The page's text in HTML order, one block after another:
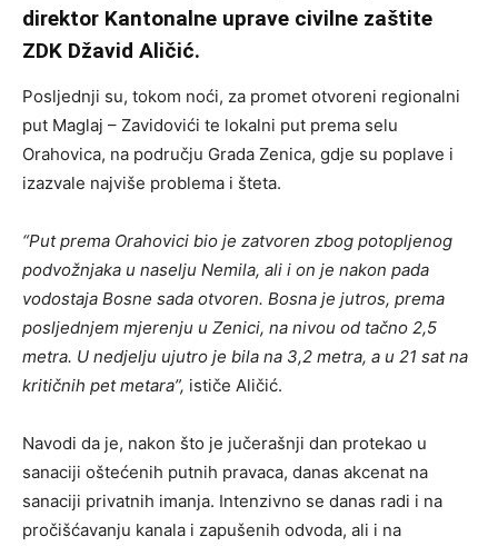
direktor Kantonalne uprave civilne zaštite
ZDK Džavid Aličić.
Posljednji su, tokom noći, za promet otvoreni regionalni
put Maglaj – Zavidovići te lokalni put prema selu
Orahovica, na području Grada Zenica, gdje su poplave i
izazvale najviše problema i šteta.
“Put prema Orahovici bio je zatvoren zbog potopljenog
podvožnjaka u naselju Nemila, ali i on je nakon pada
vodostaja Bosne sada otvoren. Bosna je jutros, prema
posljednjem mjerenju u Zenici, na nivou od tačno 2,5
metra. U nedjelju ujutro je bila na 3,2 metra, a u 21 sat na
kritičnih pet metara”, ističe Aličić.
Navodi da je, nakon što je jučerašnji dan protekao u
sanaciji oštećenih putnih pravaca, danas akcenat na
sanaciji privatnih imanja. Intenzivno se danas radi i na
pročišćavanju kanala i zapušenih odvoda, ali i na